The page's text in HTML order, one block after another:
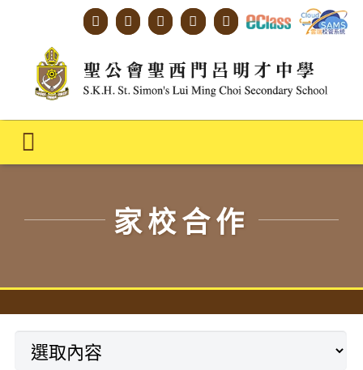
content
Toggle
學校概覽
明才人成長階梯
教師專業社群
家校合作